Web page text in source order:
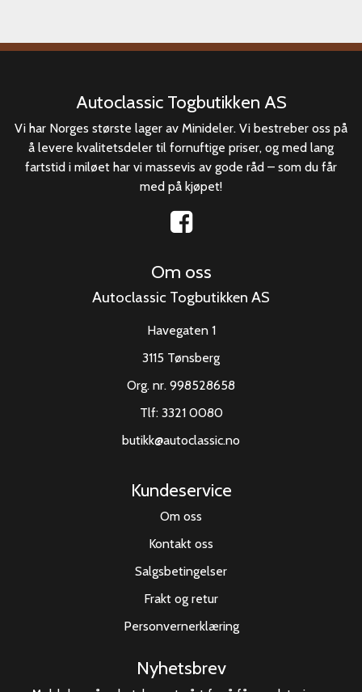
Autoclassic Togbutikken AS
Vi har Norges største lager av Minideler. Vi bestreber oss på
å levere kvalitetsdeler til fornuftige priser, og med lang
fartstid i miløet har vi massevis av gode råd – som du får
med på kjøpet!
Om oss
Autoclassic Togbutikken AS
Havegaten 1
3115 Tønsberg
Org. nr. 998528658
Tlf: 3321 0080
butikk@autoclassic.no
Kundeservice
Om oss
Kontakt oss
Salgsbetingelser
Frakt og retur
Personvernerklæring
Nyhetsbrev